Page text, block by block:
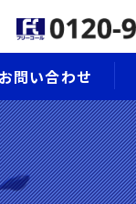
問い合わせ